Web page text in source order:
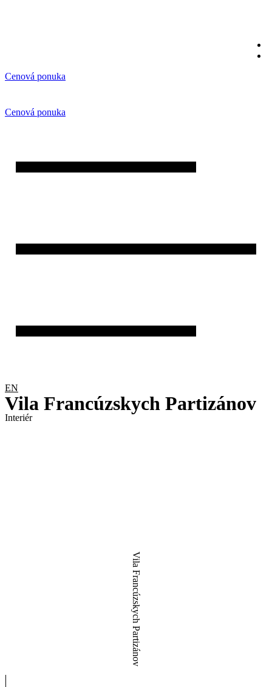
Cenová ponuka
Cenová ponuka
EN
Vila Francúzskych Partizánov
Interiér
Vila Francúzskych Partizánov